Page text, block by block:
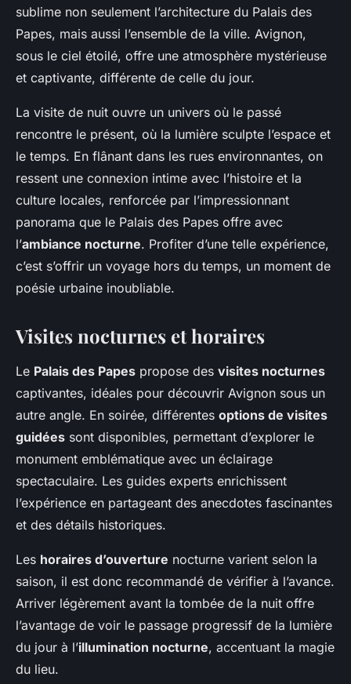
sublime non seulement l’architecture du Palais des
Papes, mais aussi l’ensemble de la ville. Avignon,
sous le ciel étoilé, offre une atmosphère mystérieuse
et captivante, différente de celle du jour.
La visite de nuit ouvre un univers où le passé
rencontre le présent, où la lumière sculpte l’espace et
le temps. En flânant dans les rues environnantes, on
ressent une connexion intime avec l’histoire et la
culture locales, renforcée par l’impressionnant
panorama que le Palais des Papes offre avec
l’ambiance nocturne. Profiter d’une telle expérience,
c’est s’offrir un voyage hors du temps, un moment de
poésie urbaine inoubliable.
Visites nocturnes et horaires
Le Palais des Papes propose des visites nocturnes
captivantes, idéales pour découvrir Avignon sous un
autre angle. En soirée, différentes options de visites
guidées sont disponibles, permettant d’explorer le
monument emblématique avec un éclairage
spectaculaire. Les guides experts enrichissent
l’expérience en partageant des anecdotes fascinantes
et des détails historiques.
Les horaires d’ouverture nocturne varient selon la
saison, il est donc recommandé de vérifier à l’avance.
Arriver légèrement avant la tombée de la nuit offre
l’avantage de voir le passage progressif de la lumière
du jour à l’illumination nocturne, accentuant la magie
du lieu.